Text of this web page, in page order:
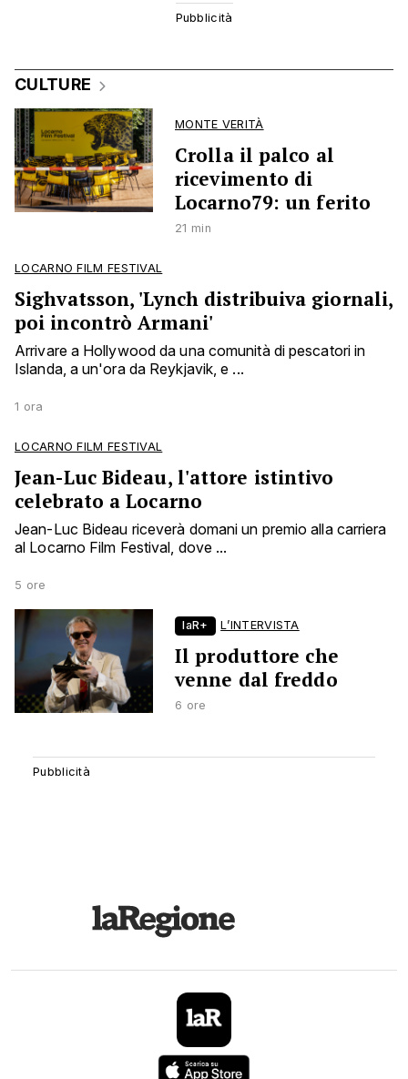
CULTURE
MONTE VERITÀ
Crolla il palco al
ricevimento di
Locarno79: un ferito
21 min
LOCARNO FILM FESTIVAL
Sighvatsson, 'Lynch distribuiva giornali,
poi incontrò Armani'
Arrivare a Hollywood da una comunità di pescatori in
Islanda, a un'ora da Reykjavik, e ...
1 ora
LOCARNO FILM FESTIVAL
Jean-Luc Bideau, l'attore istintivo
celebrato a Locarno
Jean-Luc Bideau riceverà domani un premio alla carriera
al Locarno Film Festival, dove ...
5 ore
laR+ L’INTERVISTA
Il produttore che
venne dal freddo
6 ore